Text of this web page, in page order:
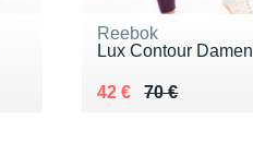
Reebok
Lux Contour Damen
70 €
Au lieu de 70 €
42 €
Vendu 42 €